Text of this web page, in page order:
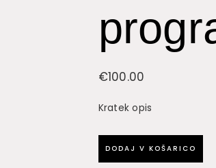
€100.00
Kratek opis
Testni
spletni
DODAJ V KOŠARICO